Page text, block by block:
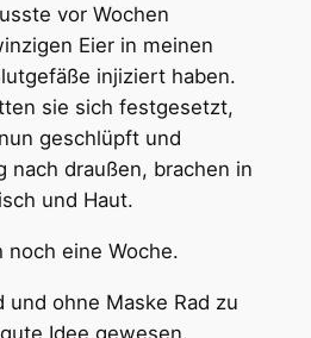
vor Wochen
Eier in meinen
injiziert haben.
sie sich festgesetzt,
geschlüpft und
nach draußen, brachen in
und Haut.
noch eine Woche.
ohne Maske Rad zu
Idee gewesen.